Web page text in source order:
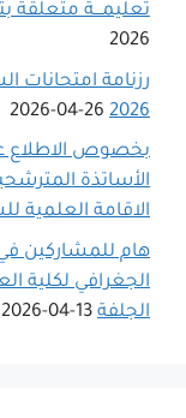
تعليمـــة
2026
2026
26-04-2026
بخصوص الاطلاع
الأساتذة
الاقامة العلمية
هام للمشاركين
الجغرافي لكلية
الجلفة 13-04-2026